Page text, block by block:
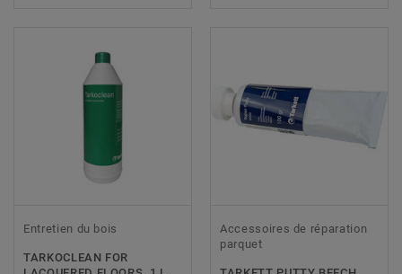
Entretien du bois
TARKOCLEAN FOR
Accessoires de réparation
parquet